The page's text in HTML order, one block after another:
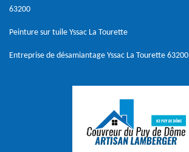
63200
Peinture sur tuile Yssac La Tourette
Entreprise de désamiantage Yssac La Tourette 63200